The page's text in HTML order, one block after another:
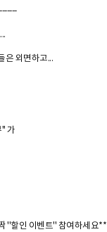
은 외면하고...
가
''할인 이벤트'' 참여하세요**